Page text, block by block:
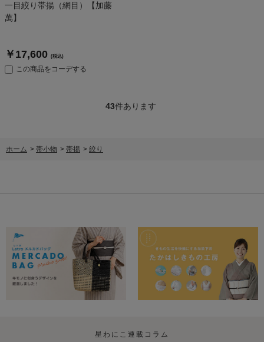
一目絞り帯揚（網目）【加藤
萬】
￥17,600 (税込)
この商品をコーデする
43件あります
ホーム > 帯小物 > 帯揚 > 絞り
星わにこ連載コラム